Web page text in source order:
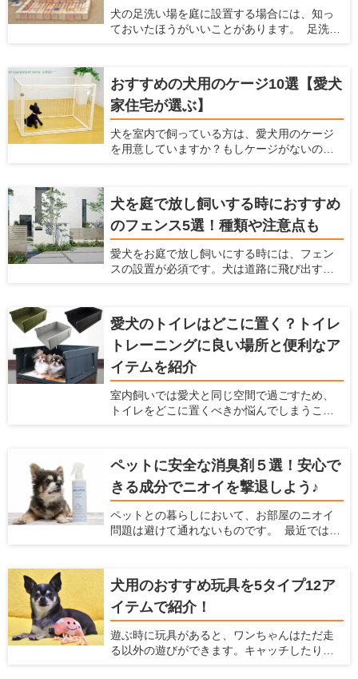
紹介するとともに、愛犬と暮らしやすい家を
提案している愛犬家住宅だからこその視点
る人はぜひ参考にしてくださいね！
犬の足洗い場を庭に設置する場合には、知っ
ておいたほうがいいことがあります。 足洗い
て便利です。しかし、足洗い場はただ設置す
るだけだと後々不都合が起こったり、それが
原因で使わなくなったりします。 ここでは、
犬と暮らすための住宅の情報を提供している
愛犬家住宅ならではの視点で、足洗い場に必
要な設備や注意点、おすすめの足洗い場など
おすすめの犬用のケージ10選【愛犬
家住宅が選ぶ】
犬を室内で飼っている方は、愛犬用のケージ
を用意していますか？もしケージがないので
えていたら、犬にとってはとてもマイナスに
なっているかもしれませんよ。 ここでは、犬
にとってケージが大事な理由とケージの種類
や選び方、おすすめの犬用ケージを紹介しよ
うと思います。これまでにたくさんの愛犬家
を見てきた「愛犬家住宅」の視点で、犬用の
犬を庭で放し飼いする時におすすめ
のフェンス5選！種類や注意点も
愛犬をお庭で放し飼いにする時には、フェン
スの設置が必須です。犬は道路に飛び出すこ
したフェンスを設置することで、犬が車にひ
かれることを防げますし、通行人への迷惑も
防げます。 ただ、庭で放し飼いをする時には
どんなフェンスを選べばいいか、どんなポイ
ントに注意すればいいかなどわからないと思
います。ここでは、犬を庭で放し飼いすると
きにおすすめのフェンスを紹介するととも
に、放し飼いするときに気をつけるべきこと
愛犬のトイレはどこに置く？トイレ
トレーニングに良い場所と便利なア
イテムを紹介
室内飼いでは愛犬と同じ空間で過ごすため、
トイレをどこに置くべきか悩んでしまうこと
犬も飼い主もストレスを感じにくい場所はあ
るのでしょうか。 自宅の間取りや掃除のしや
すさを考慮しつつ、トイレ関連のアイテムや
トイレの置き方を工夫すれば、ベストな場所
が見つかるはずです。この記事では、愛犬が
好むトイレの条件とおすすめの場所、トイレ
ペットに安全な消臭剤５選！安心で
きる成分でニオイを撃退しよう♪
ペットとの暮らしにおいて、お部屋のニオイ
問題は避けて通れないものです。 最近ではさ
全かどうか」で選びたいですよね。 今回は
「ペットがいるご家庭でも安心して使える消
臭剤」を5つご紹介します。
犬用のおすすめ玩具を5タイプ12ア
イテムで紹介！
遊ぶ時に玩具があると、ワンちゃんはただ走
る以外の遊びができます。キャッチしたり、